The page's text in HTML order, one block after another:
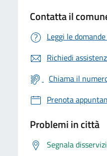
Contatta il
Leggi le
Richiedi
Chiama il
Prenota
Problemi in città
Segnala